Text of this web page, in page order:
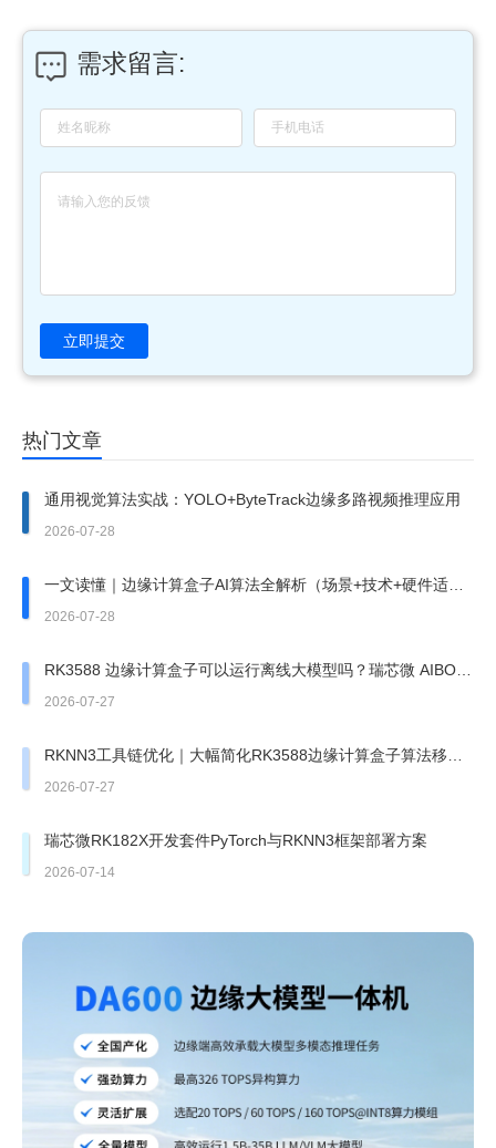
需求留言:
立即提交
热门文章
通用视觉算法实战：YOLO+ByteTrack边缘多路视频推理应用
2026-07-28
一文读懂｜边缘计算盒子AI算法全解析（场景+技术+硬件适
配）
2026-07-28
RK3588 边缘计算盒子可以运行离线大模型吗？瑞芯微 AIBOX
边缘盒子实测
2026-07-27
RKNN3工具链优化｜大幅简化RK3588边缘计算盒子算法移植
部署
2026-07-27
瑞芯微RK182X开发套件PyTorch与RKNN3框架部署方案
2026-07-14